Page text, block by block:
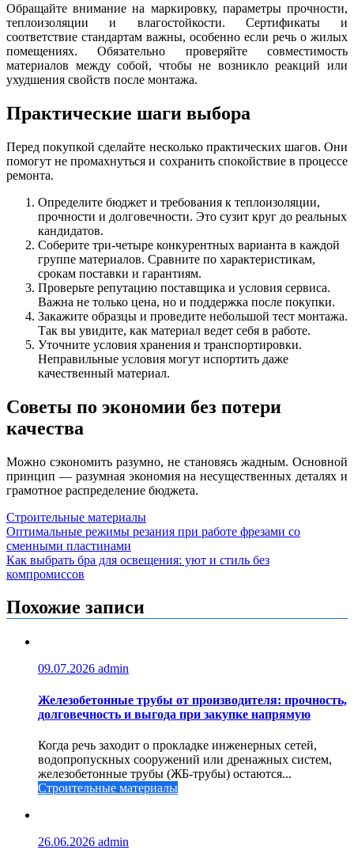
Обращайте внимание на маркировку, параметры прочности,
теплоизоляции и влагостойкости. Сертификаты и
соответствие стандартам важны, особенно если речь о жилых
помещениях. Обязательно проверяйте совместимость
материалов между собой, чтобы не возникло реакций или
ухудшения свойств после монтажа.
Практические шаги выбора
Перед покупкой сделайте несколько практических шагов. Они
помогут не промахнуться и сохранить спокойствие в процессе
ремонта.
Определите бюджет и требования к теплоизоляции,
прочности и долговечности. Это сузит круг до реальных
кандидатов.
Соберите три-четыре конкурентных варианта в каждой
группе материалов. Сравните по характеристикам,
срокам поставки и гарантиям.
Проверьте репутацию поставщика и условия сервиса.
Важна не только цена, но и поддержка после покупки.
Закажите образцы и проведите небольшой тест монтажа.
Так вы увидите, как материал ведет себя в работе.
Уточните условия хранения и транспортировки.
Неправильные условия могут испортить даже
качественный материал.
Советы по экономии без потери
качества
Можно сэкономить разумно, не становясь жадным. Основной
принцип — разумная экономия на несущественных деталях и
грамотное распределение бюджета.
Строительные материалы
Навигация
по
записям
Оптимальные режимы резания при работе фрезами со
сменными пластинами
Как выбрать бра для освещения: уют и стиль без
компромиссов
Похожие записи
09.07.2026 admin
Железобетонные трубы от производителя: прочность,
долговечность и выгода при закупке напрямую
Когда речь заходит о прокладке инженерных сетей,
водопропускных сооружений или дренажных систем,
железобетонные трубы (ЖБ-трубы) остаются...
Строительные материалы
26.06.2026 admin